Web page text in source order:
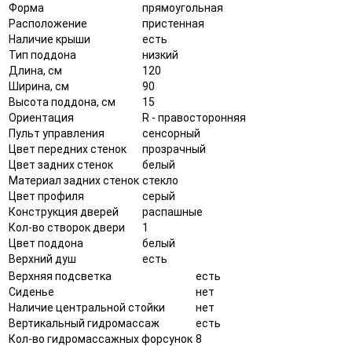
Форма
прямоугольная
Расположение
пристенная
Наличие крыши
есть
Тип поддона
низкий
Длина, см
120
Ширина, см
90
Высота поддона, см
15
Ориентация
R - правосторонняя
Пульт управления
сенсорный
Цвет передних стенок
прозрачный
Цвет задних стенок
белый
Материал задних стенок стекло
Цвет профиля
серый
Конструкция дверей
распашные
Кол-во створок двери
1
Цвет поддона
белый
Верхний душ
есть
Верхняя подсветка
есть
Сиденье
нет
Наличие центральной стойки
нет
Вертикальный гидромассаж
есть
Кол-во гидромассажных форсунок 8